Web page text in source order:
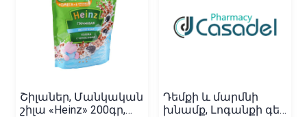
Շիլաներ, Մանկական
շիլա «Heinz» 200գր,
Դեմքի և մարմնի
խնամք, Լոգանքի գել